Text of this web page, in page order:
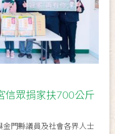
信眾捐家扶700公斤
門縣議員及社會各界人士